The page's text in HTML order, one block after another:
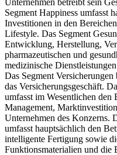
Segment Happiness umfasst
Investitionen in den
Lifestyle. Das Segment
Entwicklung, Herstellung,
pharmazeutischen und
medizinische
Das Segment
das Versicherungsgeschäft.
umfasst im Wesentlichen
Management,
Unternehmen des Konzerns.
umfasst hauptsächlich den
intelligente Fertigung sowie
Funktionsmaterialien und die